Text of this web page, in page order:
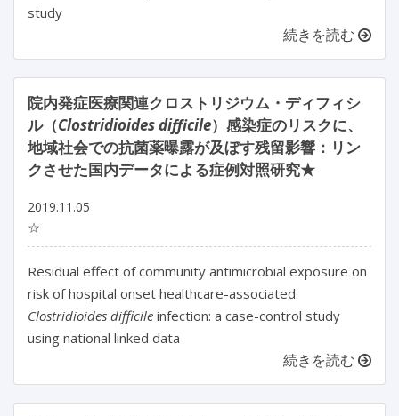
study
続きを読む
院内発症医療関連クロストリジウム・ディフィシ
ル（Clostridioides difficile）感染症のリスクに、
地域社会での抗菌薬曝露が及ぼす残留影響：リン
クさせた国内データによる症例対照研究★
2019.11.05
☆
Residual effect of community antimicrobial exposure on
risk of hospital onset healthcare-associated
Clostridioides difficile infection: a case-control study
using national linked data
続きを読む